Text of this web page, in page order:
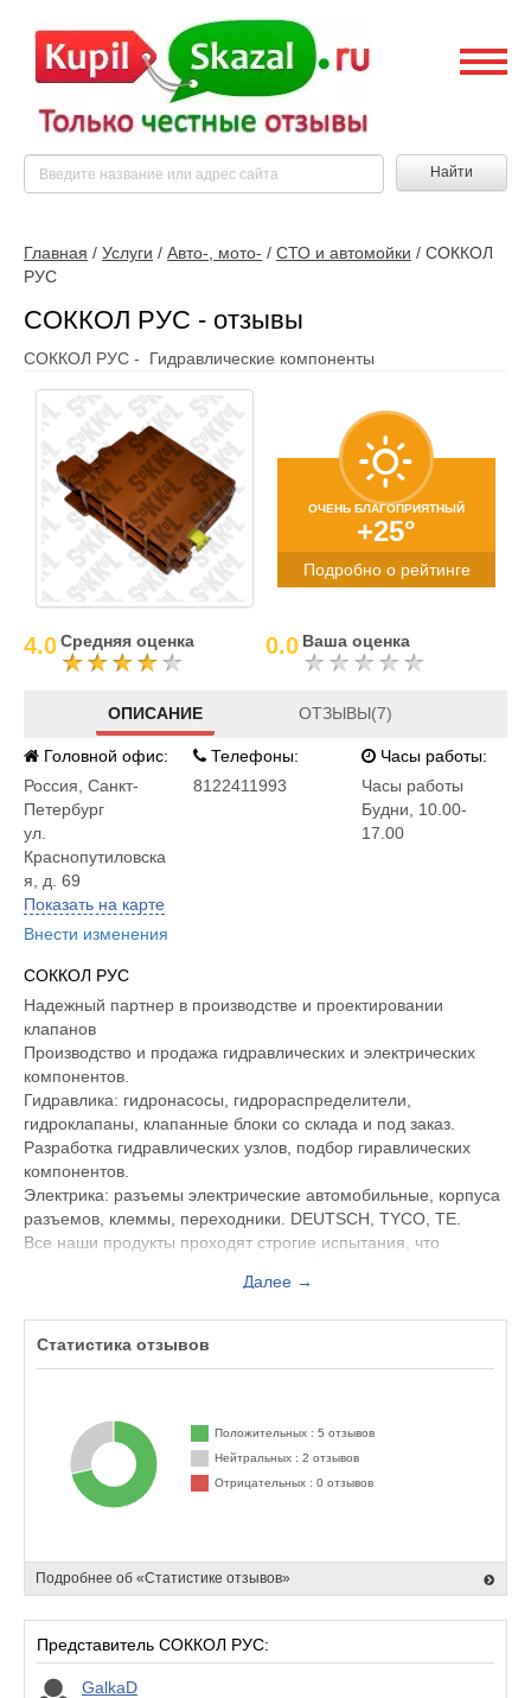
Найти
Главная / Услуги / Авто-, мото- / СТО и автомойки / СОККОЛ
РУС
СОККОЛ РУС - отзывы
СОККОЛ РУС - Гидравлические компоненты
ОЧЕНЬ БЛАГОПРИЯТНЫЙ
+25°
Подробно о рейтинге
4.0Средняя оценка 0.0 Ваша оценка
ОПИСАНИЕ ОТЗЫВЫ(7)
Головной офис:
Россия Санкт-
Петербург
ул.
Краснопутиловска
я, д. 69
Показать на карте
Внести изменения
Телефоны:
8122411993
Часы работы:
Часы работы
Будни, 10.00-
17.00
СОККОЛ РУС
Надежный партнер в производстве и проектировании
клапанов
Производство и продажа гидравлических и электрических
компонентов.
Гидравлика: гидронасосы, гидрораспределители,
гидроклапаны, клапанные блоки со склада и под заказ.
Разработка гидравлических узлов, подбор гиравлических
компонентов.
Электрика: разъемы электрические автомобильные, корпуса
разъемов, клеммы, переходники. DEUTSCH, TYCO, TE.
Все наши продукты проходят строгие испытания, что
экстремальным условиям эксплуатации.
Далее →
Статистика отзывов
Положительных : 5 отзывов
Нейтральных : 2 отзывов
Отрицательных : 0 отзывов
Подробнее об «Статистике отзывов»
Представитель СОККОЛ РУС:
GalkaD